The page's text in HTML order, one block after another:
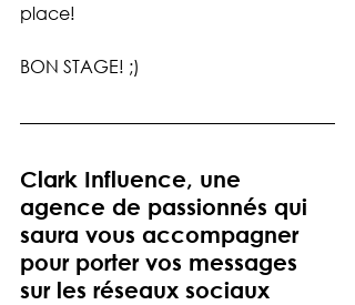
place!
BON STAGE! ;)
Clark Influence, une
agence de passionnés qui
saura vous accompagner
pour porter vos messages
sur les réseaux sociaux